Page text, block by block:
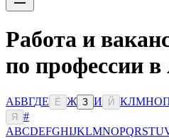
Работа и
по профессии
АБВГДЕ Ё Ж З И Й КЛМНО
Я
#
ABCDEFGHIJKLMNOPQRSTU